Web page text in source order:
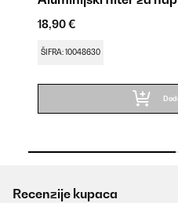
18,90 €
ŠIFRA: 10048630
Recenzije kupaca